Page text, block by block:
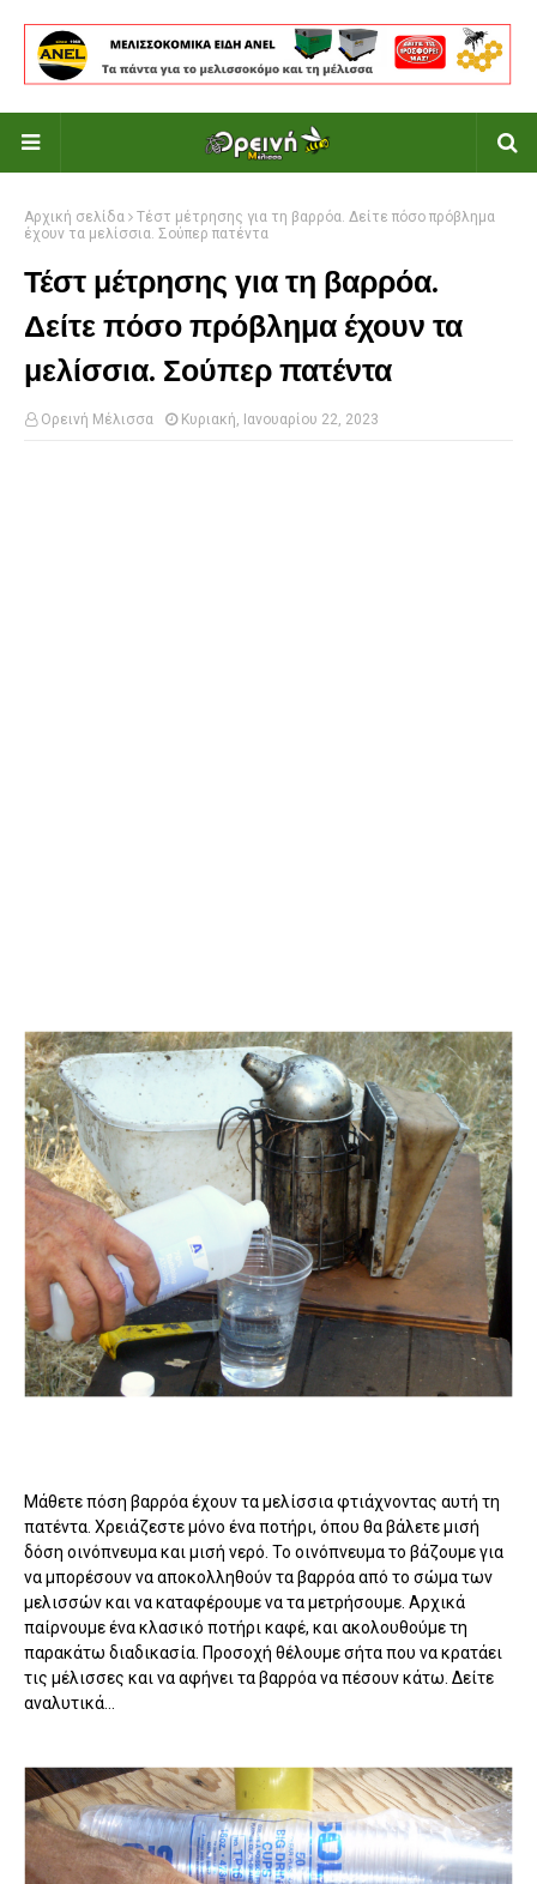
Αρχική σελίδα
Τέστ μέτρησης για τη βαρρόα. Δείτε πόσο πρόβλημα
έχουν τα μελίσσια. Σούπερ πατέντα
Τέστ μέτρησης για τη βαρρόα.
Δείτε πόσο πρόβλημα έχουν τα
μελίσσια. Σούπερ πατέντα
Ορεινή Μέλισσα Κυριακή, Ιανουαρίου 22, 2023
Μάθετε πόση βαρρόα έχουν τα μελίσσια φτιάχνοντας αυτή τη
πατέντα. Χρειάζεστε μόνο ένα ποτήρι, όπου θα βάλετε μισή
δόση οινόπνευμα και μισή νερό. Το οινόπνευμα το βάζουμε για
να μπορέσουν να αποκολληθούν τα βαρρόα από το σώμα των
μελισσών και να καταφέρουμε να τα μετρήσουμε. Αρχικά
παίρνουμε ένα κλασικό ποτήρι καφέ, και ακολουθούμε τη
παρακάτω διαδικασία. Προσοχή θέλουμε σήτα που να κρατάει
τις μέλισσες και να αφήνει τα βαρρόα να πέσουν κάτω. Δείτε
αναλυτικά...